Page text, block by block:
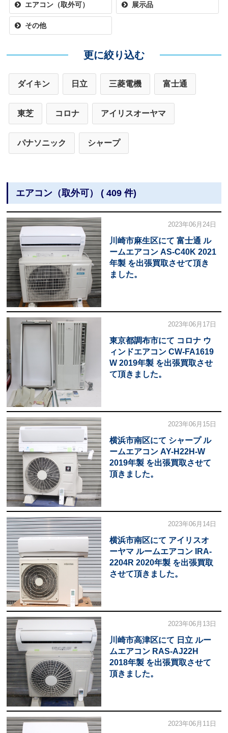
エアコン（取外可） 展示品
その他
更に絞り込む
ダイキン 日立 三菱電機 富士通
東芝 コロナ アイリスオーヤマ
パナソニック シャープ
エアコン（取外可） ( 409 件)
2023年06月24日
川崎市麻生区にて 富士通 ル
ームエアコン AS-C40K 2021
年製 を出張買取させて頂き
ました。
2023年06月17日
東京都調布市にて コロナ ウ
ィンドエアコン CW-FA1619
W 2019年製 を出張買取させ
て頂きました。
2023年06月15日
横浜市南区にて シャープ ル
ームエアコン AY-H22H-W
2019年製 を出張買取させて
頂きました。
2023年06月14日
横浜市南区にて アイリスオ
ーヤマ ルームエアコン IRA-
2204R 2020年製 を出張買取
させて頂きました。
2023年06月13日
川崎市高津区にて 日立 ルー
ムエアコン RAS-AJ22H
2018年製 を出張買取させて
頂きました。
2023年06月11日